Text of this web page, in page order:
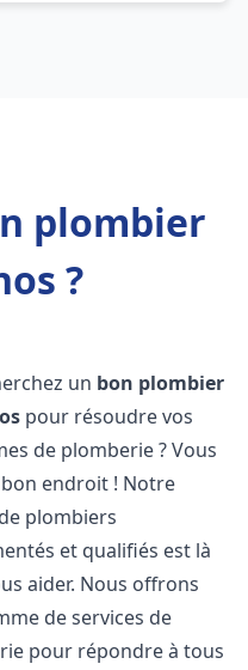
plombier
?
un bon plombier
pour résoudre vos
de plomberie ? Vous
endroit ! Notre
plombiers
et qualifiés est là
aider. Nous offrons
de services de
pour répondre à tous